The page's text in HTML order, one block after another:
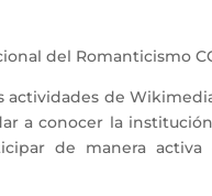
del Romanticismo
de
a conocer la
de manera activa